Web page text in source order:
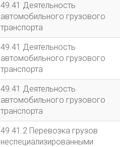
49.41 Деятельность
автомобильного грузового
транспорта
49.41 Деятельность
автомобильного грузового
транспорта
49.41 Деятельность
автомобильного грузового
транспорта
49.41.2 Перевозка грузов
неспециализированными